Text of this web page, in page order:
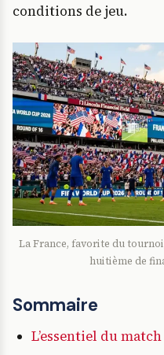
conditions de jeu.
La France, favorite du
huitième de
Sommaire
L’essentiel du match